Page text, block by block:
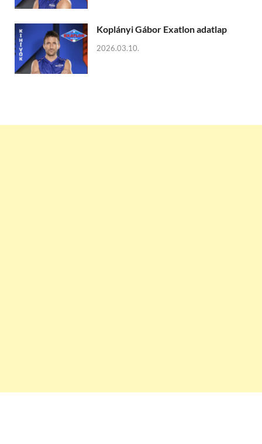
Koplányi Gábor Exatlon adatlap
2026.03.10.